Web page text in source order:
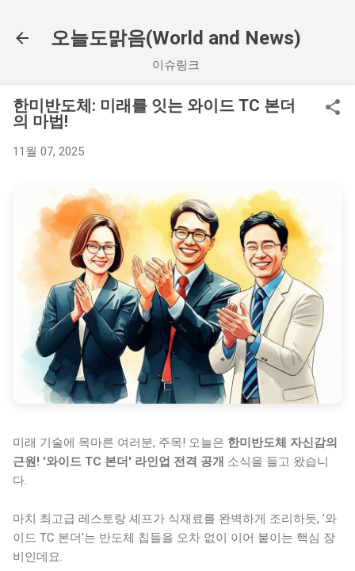
오늘도맑음(World and News)
이슈링크
한미반도체: 미래를 잇는 와이드 TC 본더
의 마법!
11월 07, 2025
미래 기술에 목마른 여러분, 주목! 오늘은 한미반도체 자신감의
근원! '와이드 TC 본더' 라인업 전격 공개 소식을 들고 왔습니
다.
마치 최고급 레스토랑 셰프가 식재료를 완벽하게 조리하듯, '와
이드 TC 본더'는 반도체 칩들을 오차 없이 이어 붙이는 핵심 장
비인데요.